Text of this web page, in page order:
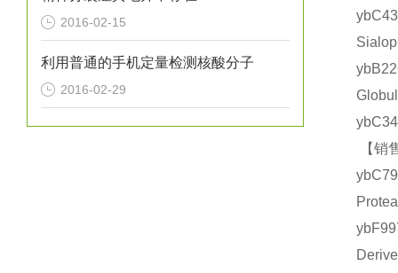
2016-02-15
利用普通的手机定量检测核酸分子
2016-02-29
【销